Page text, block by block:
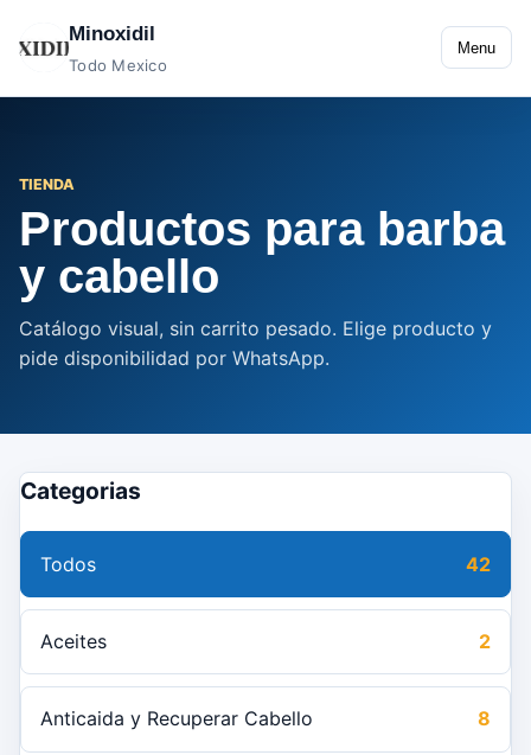
Minoxidil
Todo Mexico
Menu
TIENDA
Productos para barba
y cabello
Catálogo visual, sin carrito pesado. Elige producto y
pide disponibilidad por WhatsApp.
Categorias
Todos 42
Aceites 2
Anticaida y Recuperar Cabello 8